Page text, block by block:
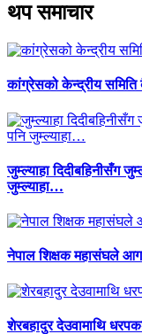
थप समाचार
कांग्रेसको केन्द्रीय
जुम्ल्याहा दिदीबहिनीसँग
जुम्ल्याहा…
नेपाल शिक्षक महासंघले
शेरबहादुर देउवामाथि